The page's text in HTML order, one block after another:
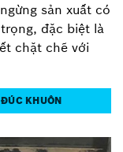
sản xuất có
đặc biệt là
chặt chẽ với
KHUÔN